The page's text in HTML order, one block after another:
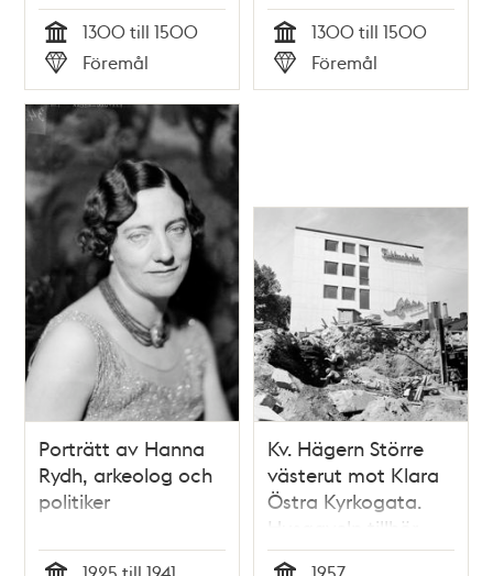
Tid
1300 till 1500
Typ
Föremål Tid
1300 till 1500
Typ
Föremål
Porträtt av Hanna
Rydh, arkeolog och
politiker
Kv. Hägern Större
västerut mot Klara
Östra Kyrkogata.
Husgaveln tillhör
Klarabergsgatan 33